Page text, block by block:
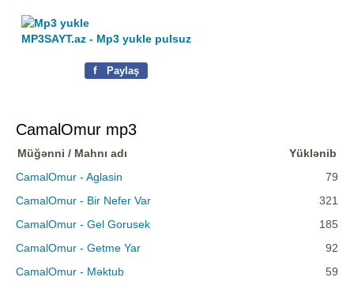
MP3SAYT.az - Mp3 yukle pulsuz
f Paylaş
CamalOmur mp3
Müğənni / Mahnı adı
Yüklənib
CamalOmur - Aglasin
79
CamalOmur - Bir Nefer Var
321
CamalOmur - Gel Gorusek
185
CamalOmur - Getme Yar
92
CamalOmur - Məktub
59